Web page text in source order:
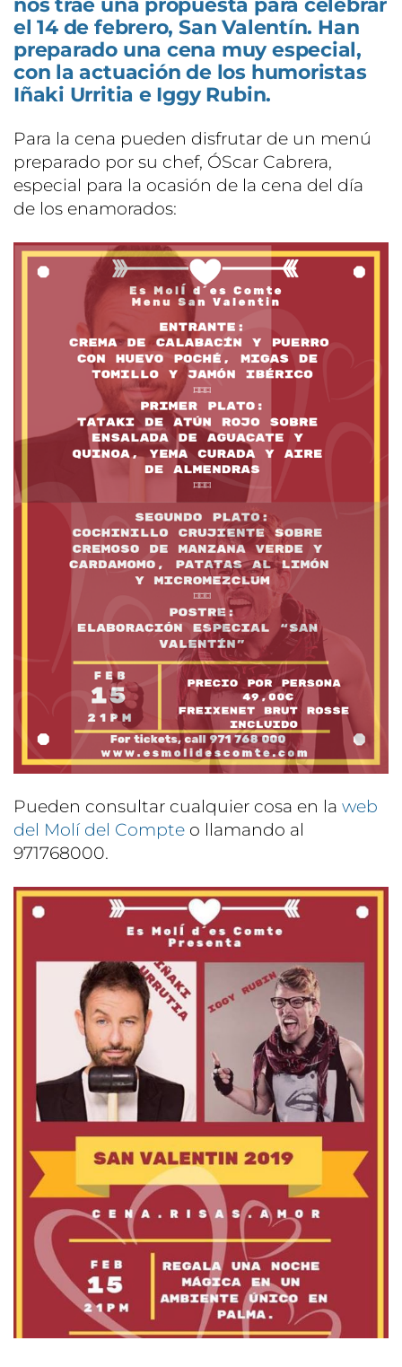
nos trae una propuesta para celebrar
el 14 de febrero, San Valentín. Han
preparado una cena muy especial,
con la actuación de los humoristas
Iñaki Urritia e Iggy Rubin.
Para la cena pueden disfrutar de un menú
preparado por su chef, ÓScar Cabrera,
especial para la ocasión de la cena del día
de los enamorados:
Pueden consultar cualquier cosa en la web
del Molí del Compte o llamando al
971768000.